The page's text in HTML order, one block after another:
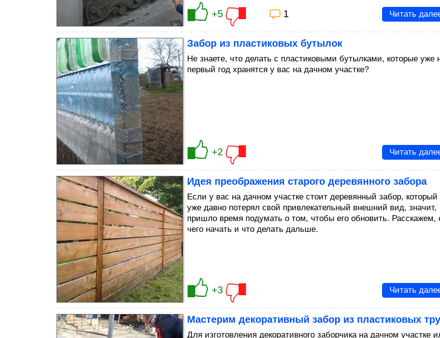
+5 1 Читать
Забор из пластиковых бутылок
Не знаете, что делать с пластиковыми бутылками, которые уже
первый год хранятся у вас на дачном участке?
+2 Читать
Идея преображения старого деревянного забора
Если у вас на дачном участке стоит деревянный забор, который
уже давно потерял свой привлекательный внешний вид, значит,
пришло время подумать о том, чтобы его обновить. Расскажем,
чего начать и что делать дальше.
+3 Читать
Мастерим декоративный забор из пластиковых
Для изготовления декоративного заборчика на дачном участке